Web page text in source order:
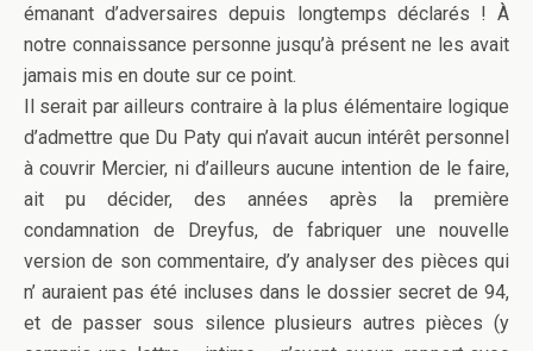
émanant d’adversaires depuis longtemps déclarés ! À
notre connaissance personne jusqu’à présent ne les avait
jamais mis en doute sur ce point.
Il serait par ailleurs contraire à la plus élémentaire logique
d’admettre que Du Paty qui n’avait aucun intérêt personnel
à couvrir Mercier, ni d’ailleurs aucune intention de le faire,
ait pu décider, des années après la première
condamnation de Dreyfus, de fabriquer une nouvelle
version de son commentaire, d’y analyser des pièces qui
n’ auraient pas été incluses dans le dossier secret de 94,
et de passer sous silence plusieurs autres pièces (y